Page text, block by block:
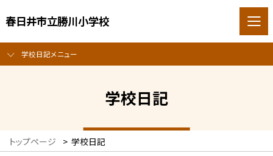
春日井市立勝川小学校
学校日記メニュー
学校日記
トップページ > 学校日記